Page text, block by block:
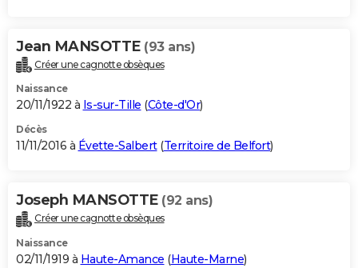
Jean MANSOTTE (93 ans)
Créer une cagnotte obsèques
Naissance
20/11/1922 à Is-sur-Tille (Côte-d'Or)
Décès
11/11/2016 à Évette-Salbert(Territoire de Belfort)
Joseph MANSOTTE (92 ans)
Créer une cagnotte obsèques
Naissance
02/11/1919 à Haute-Amance (Haute-Marne)